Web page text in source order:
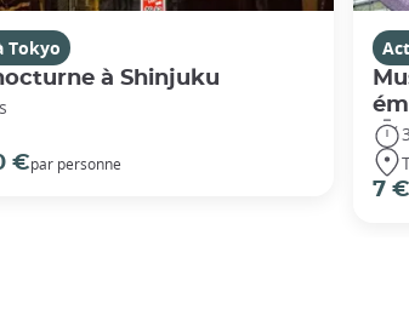
Tokyo
à Shinjuku
€par personne
7 €